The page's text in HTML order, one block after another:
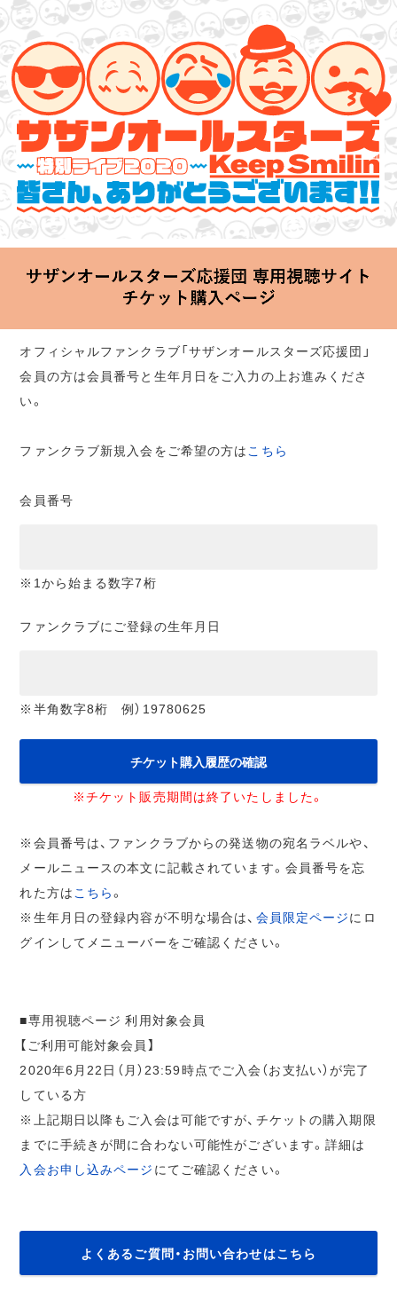
サザンオールスターズ 特別ライブ 2020
「Keep Smilin’～皆さん、ありがとうございます!!～」
2020.06.25 Thu 20:00 Start at 横浜アリーナ
オフィシャルファンクラブ「サザンオールスターズ応援団」
会員の方は会員番号と生年月日をご入力の上お進みくださ
い。
ファンクラブ新規入会をご希望の方は こちら
会員番号
※1から始まる数字7桁
ファンクラブにご登録の生年月日
※半角数字8桁 例）19780625
チケット購入履歴の確認
※チケット販売期間は終了いたしました。
※会員番号は、ファンクラブからの発送物の宛名ラベルや、
メールニュースの本文に記載されています。会員番号を忘
れた方は こちら。
※生年月日の登録内容が不明な場合は、 会員限定ページにロ
グインしてメニューバーをご確認ください。
■専用視聴ページ 利用対象会員
【ご利用可能対象会員】
2020年6月22日（月）23:59時点でご入会（お支払い）が完了
している方
※上記期日以降もご入会は可能ですが、チケットの購入期限
までに手続きが間に合わない可能性がございます。詳細は
入会お申し込みページ にてご確認ください。
よくあるご質問・お問い合わせはこちら